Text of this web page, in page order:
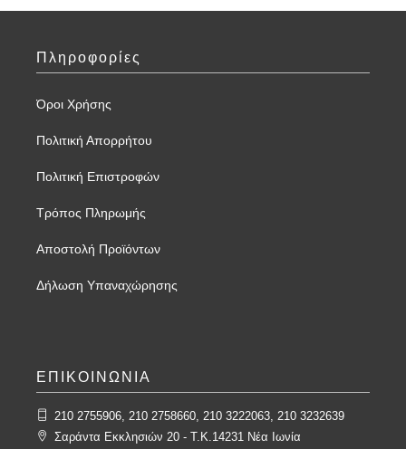
Πληροφορίες
Όροι Χρήσης
Πολιτική Απορρήτου
Πολιτική Επιστροφών
Τρόπος Πληρωμής
Αποστολή Προϊόντων
Δήλωση Υπαναχώρησης
ΕΠΙΚΟΙΝΩΝΙΑ
210 2755906, 210 2758660, 210 3222063, 210 3232639
Σαράντα Εκκλησιών 20 - T.K.14231 Νέα Ιωνία